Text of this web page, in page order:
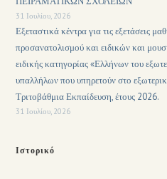
31 Ιουλίου, 2026
Εξεταστικά κέντρα για τις εξετάσεις
προσανατολισμού και ειδικών και
ειδικής κατηγορίας «Ελλήνων του
υπαλλήλων που υπηρετούν στο
Τριτοβάθμια Εκπαίδευση, έτους 2026.
31 Ιουλίου, 2026
Ιστορικό